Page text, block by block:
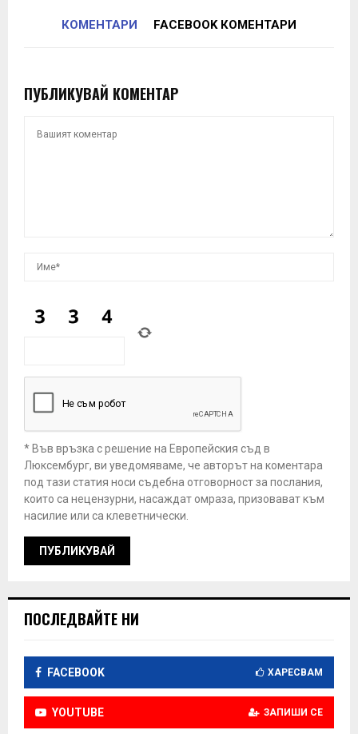
КОМЕНТАРИ FACEBOOK КОМЕНТАРИ
ПУБЛИКУВАЙ КОМЕНТАР
* Във връзка с решение на Европейския съд в
Люксембург, ви уведомяваме, че авторът на коментара
под тази статия носи съдебна отговорност за послания,
които са нецензурни, насаждат омраза, призовават към
насилие или са клеветнически.
ПОСЛЕДВАЙТЕ НИ
FACEBOOK ХАРЕСВАМ
YOUTUBE ЗАПИШИ СЕ